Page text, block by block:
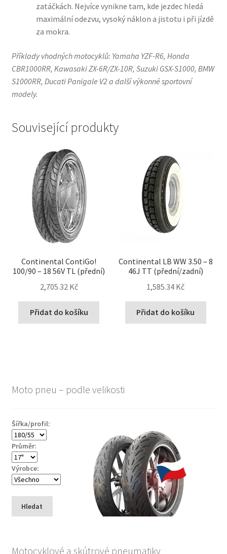
zatáčkách. Nejvíce vynikne tam, kde jezdec hledá
maximální odezvu, vysoký náklon a jistotu i při jízdě
za mokra.
Příklady vhodných motocyklů: Yamaha YZF-R6, Honda
CBR1000RR, Kawasaki ZX-6R/ZX-10R, Suzuki GSX-S1000, BMW
S1000RR, Ducati Panigale V2 a další výkonné sportovní
modely.
Související produkty
Continental ContiGo!
100/90 – 18 56V TL (přední)
2,705.32 Kč
Přidat do košíku
Continental LB WW 3.50 – 8
46J TT (přední/zadní)
1,585.34 Kč
Přidat do košíku
Moto pneu – podle velikosti
Šířka/profil:
Průměr:
Výrobce:
Hledat
Motocyklové a skútrové pneumatiky